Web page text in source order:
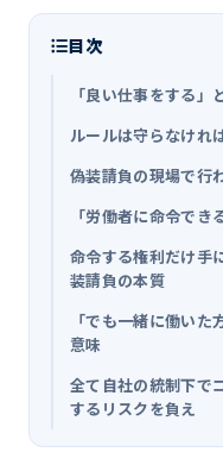
目次
「良い仕事をする」
ルールは守らなけれ
偽装請負の現場で行
「労働者に命令で
命令する権利だけ手
装請負の本質
「でも一緒に働い
意味
全て自社の統制下で
するリスクを負え